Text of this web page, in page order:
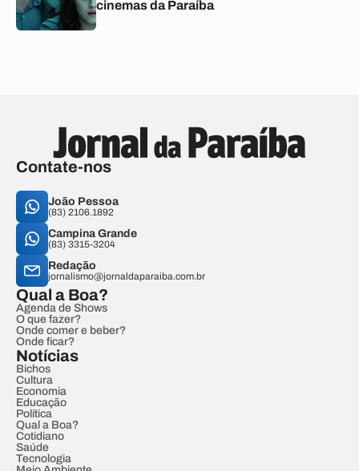
cinemas da Paraíba
Contate-nos
João Pessoa
(83) 2106.1892
Campina Grande
(83) 3315-3204
Redação
jornalismo@jornaldaparaiba.com.br
Qual a Boa?
Agenda de Shows
O que fazer?
Onde comer e beber?
Onde ficar?
Notícias
Bichos
Cultura
Economia
Educação
Política
Qual a Boa?
Cotidiano
Saúde
Tecnologia